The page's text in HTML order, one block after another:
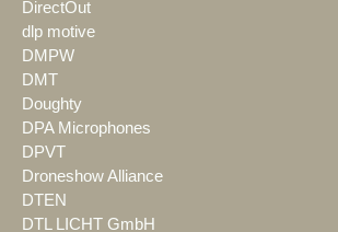
DirectOut
dlp motive
DMPW
DMT
Doughty
DPA Microphones
DPVT
Droneshow Alliance
DTEN
DTL LICHT GmbH